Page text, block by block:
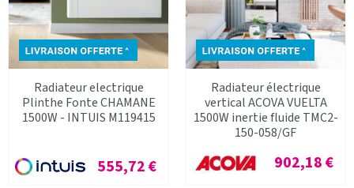
Radiateur electrique
Plinthe Fonte CHAMANE
1500W - INTUIS M119415
Prix
555,72 €
Radiateur électrique
vertical ACOVA VUELTA
1500W inertie fluide TMC2-
150-058/GF
Prix
902,18 €